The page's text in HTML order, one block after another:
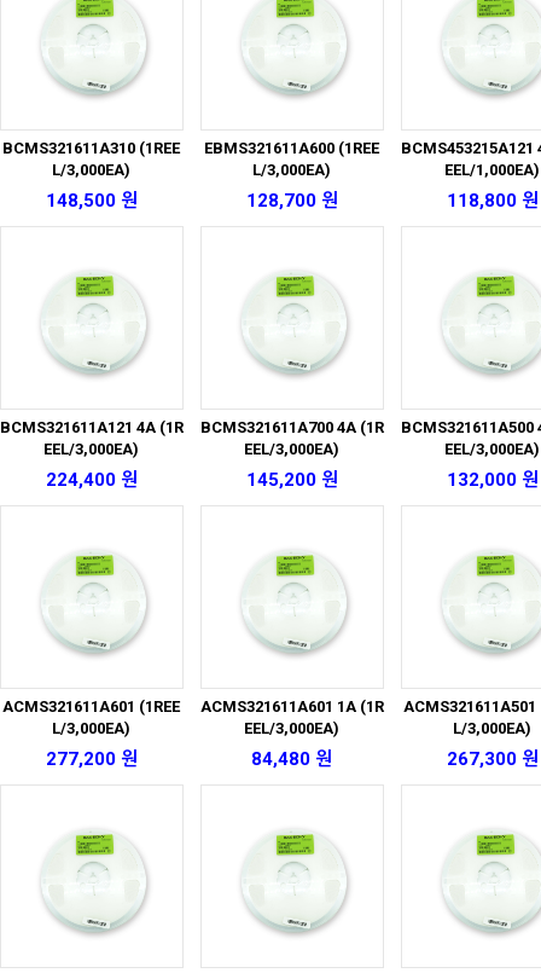
BCMS321611A310 (1REE
L/3,000EA)
148,500 원
EBMS321611A600 (1REE
L/3,000EA)
128,700 원
BCMS453215A121
EEL/1,000EA)
118,800 원
BCMS321611A121 4A (1R
EEL/3,000EA)
224,400 원
BCMS321611A700 4A (1R
EEL/3,000EA)
145,200 원
BCMS321611A500
EEL/3,000EA)
132,000 원
ACMS321611A601 (1REE
L/3,000EA)
277,200 원
ACMS321611A601 1A (1R
EEL/3,000EA)
84,480 원
ACMS321611A501
L/3,000EA)
267,300 원